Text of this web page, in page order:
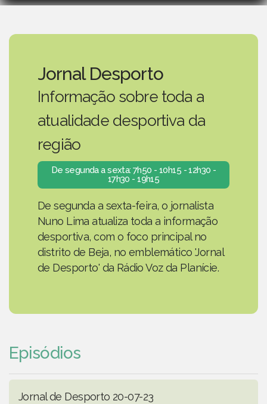
Jornal Desporto
Informação sobre toda a
atualidade desportiva da
região
De segunda a sexta: 7h50 - 10h15 - 12h30 -
17h30 - 19h15
De segunda a sexta-feira, o jornalista
Nuno Lima atualiza toda a informação
desportiva, com o foco principal no
distrito de Beja, no emblemático 'Jornal
de Desporto' da Rádio Voz da Planície.
Episódios
Jornal de Desporto 20-07-23